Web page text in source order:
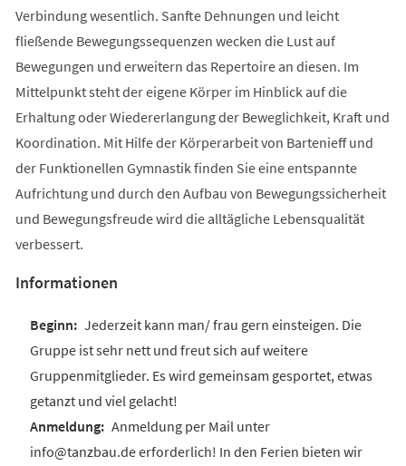
Verbindung wesentlich. Sanfte Dehnungen und leicht
fließende Bewegungssequenzen wecken die Lust auf
Bewegungen und erweitern das Repertoire an diesen. Im
Mittelpunkt steht der eigene Körper im Hinblick auf die
Erhaltung oder Wiedererlangung der Beweglichkeit, Kraft und
Koordination. Mit Hilfe der Körperarbeit von Bartenieff und
der Funktionellen Gymnastik finden Sie eine entspannte
Aufrichtung und durch den Aufbau von Bewegungssicherheit
und Bewegungsfreude wird die alltägliche Lebensqualität
verbessert.
Informationen
Jederzeit kann man/ frau gern einsteigen. Die
Gruppe ist sehr nett und freut sich auf weitere
Gruppenmitglieder. Es wird gemeinsam gesportet, etwas
getanzt und viel gelacht!
Anmeldung per Mail unter
info@tanzbau.de erforderlich! In den Ferien bieten wir